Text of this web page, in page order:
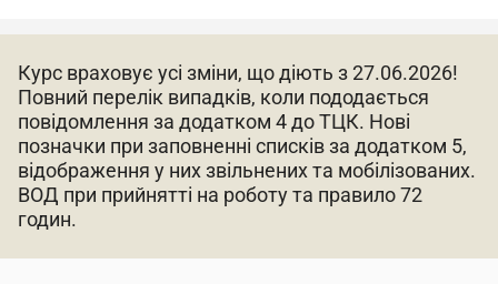
Курс враховує усі зміни, що діють з 27.06.2026!
Повний перелік випадків, коли пододається
повідомлення за додатком 4 до ТЦК. Нові
позначки при заповненні списків за додатком 5,
відображення у них звільнених та мобілізованих.
ВОД при прийнятті на роботу та правило 72
годин.